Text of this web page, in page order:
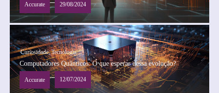
Accurate 29/08/2024
Curiosidade, Tecnologia
Computadores Quânticos: O que esperar dessa evolução?
Accurate 12/07/2024